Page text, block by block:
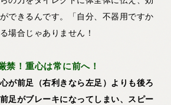
できるんです。「自分、不器用ですか
場合じゃありません！
！重心は常に前へ！
が前足（右利きなら左足）よりも後ろ
足がブレーキになってしまい、スピー